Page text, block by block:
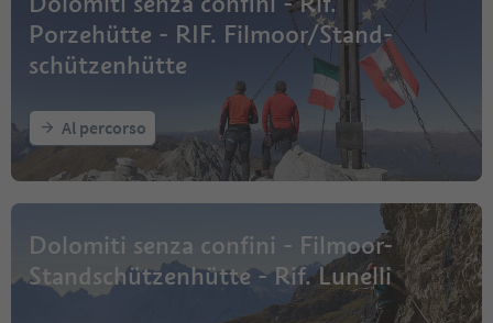
Porzehütte - RIF. Filmoor/Stand-
schützenhütte
Al percorso
Dolomiti senza confini - Filmoor-
Standschützenhütte - Rif. Lunelli